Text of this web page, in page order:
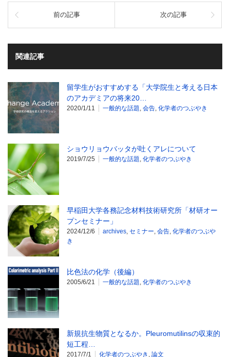
前の記事 次の記事
関連記事
留学生がおすすめする「大学院生と考える日本
のアカデミアの将来20…
2020/1/11 一般的な話題, 会告, 化学者のつぶやき
ショウリョウバッタが吐くアレについて
2019/7/25 一般的な話題, 化学者のつぶやき
早稲田大学各務記念材料技術研究所「材研オー
プンセミナー」
2024/12/6 archives, セミナー, 会告, 化学者のつぶや
き
比色法の化学（後編）
2005/6/21 一般的な話題, 化学者のつぶやき
新規抗生物質となるか。Pleuromutilinsの収束的
短工程…
2017/7/1 化学者のつぶやき , 論文